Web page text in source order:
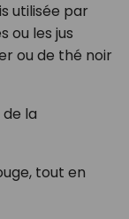
utilisée par
ou les jus
ou de thé noir
la
tout en